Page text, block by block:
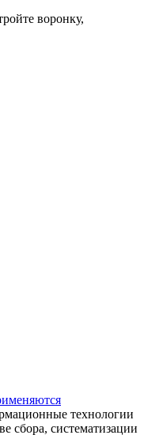
воронку,
технологии
сбора, систематизации